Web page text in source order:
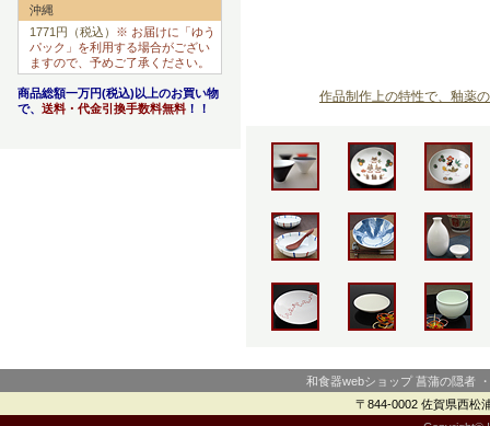
作品制作上の特性で、釉薬
沖縄
1771円（税込） ※ お届けに「ゆう
パック」を利用する場合がござい
ますので、予めご了承ください。
商品総額一万円(税込)以上のお買い物
で、 送料・代金引換手数料無料 ！！
和食器webショップ 菖蒲の隠者
〒844-0002 佐賀県西松